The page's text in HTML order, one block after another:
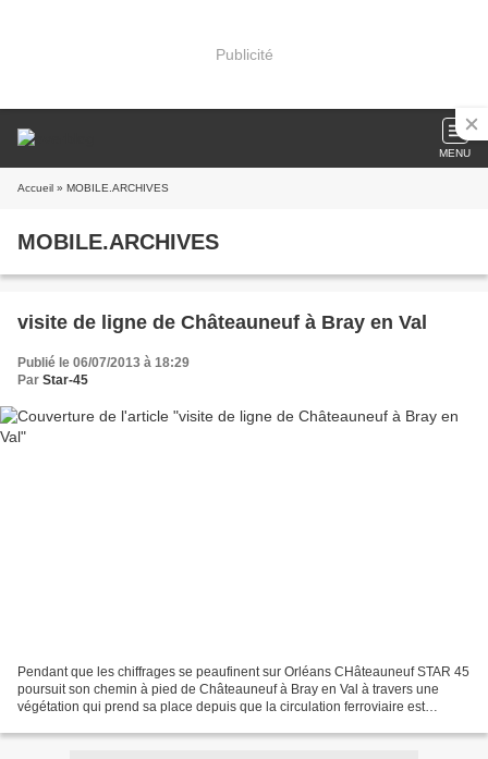
Publicité
MENU
Accueil » MOBILE.ARCHIVES
MOBILE.ARCHIVES
visite de ligne de Châteauneuf à Bray en Val
Publié le 06/07/2013 à 18:29
Par Star-45
Pendant que les chiffrages se peaufinent sur Orléans CHâteauneuf STAR 45
poursuit son chemin à pied de Châteauneuf à Bray en Val à travers une
végétation qui prend sa place depuis que la circulation ferroviaire est